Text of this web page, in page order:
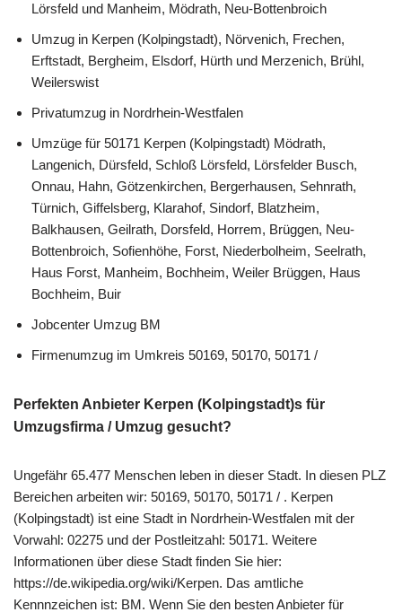
Lörsfeld und Manheim, Mödrath, Neu-Bottenbroich
Umzug in Kerpen (Kolpingstadt), Nörvenich, Frechen,
Erftstadt, Bergheim, Elsdorf, Hürth und Merzenich, Brühl,
Weilerswist
Privatumzug in Nordrhein-Westfalen
Umzüge für 50171 Kerpen (Kolpingstadt) Mödrath,
Langenich, Dürsfeld, Schloß Lörsfeld, Lörsfelder Busch,
Onnau, Hahn, Götzenkirchen, Bergerhausen, Sehnrath,
Türnich, Giffelsberg, Klarahof, Sindorf, Blatzheim,
Balkhausen, Geilrath, Dorsfeld, Horrem, Brüggen, Neu-
Bottenbroich, Sofienhöhe, Forst, Niederbolheim, Seelrath,
Haus Forst, Manheim, Bochheim, Weiler Brüggen, Haus
Bochheim, Buir
Jobcenter Umzug BM
Firmenumzug im Umkreis 50169, 50170, 50171 /
Perfekten Anbieter Kerpen (Kolpingstadt)s für
Umzugsfirma / Umzug gesucht?
Ungefähr 65.477 Menschen leben in dieser Stadt. In diesen PLZ
Bereichen arbeiten wir: 50169, 50170, 50171 / . Kerpen
(Kolpingstadt) ist eine Stadt in Nordrhein-Westfalen mit der
Vorwahl: 02275 und der Postleitzahl: 50171. Weitere
Informationen über diese Stadt finden Sie hier:
https://de.wikipedia.org/wiki/Kerpen. Das amtliche
Kennnzeichen ist: BM. Wenn Sie den besten Anbieter für